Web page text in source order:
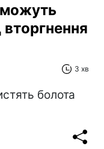
вторгнення
3 хв
болота